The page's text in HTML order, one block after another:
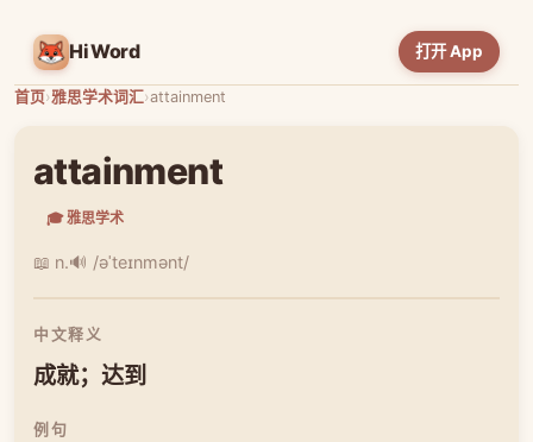
HiWord 打开 App
首页›雅思学术词汇›attainment
attainment
🎓 雅思学术
📖 n.🔊 /əˈteɪnmənt/
中文释义
成就；达到
例句